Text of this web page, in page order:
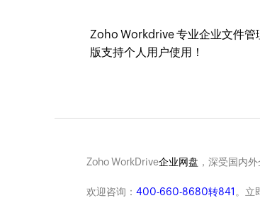
Zoho Workdrive 专业企业文件
版支持个人用户使用！
Zoho WorkDrive企业网盘 ，深受国内
欢迎咨询： 400-660-8680转841 。立